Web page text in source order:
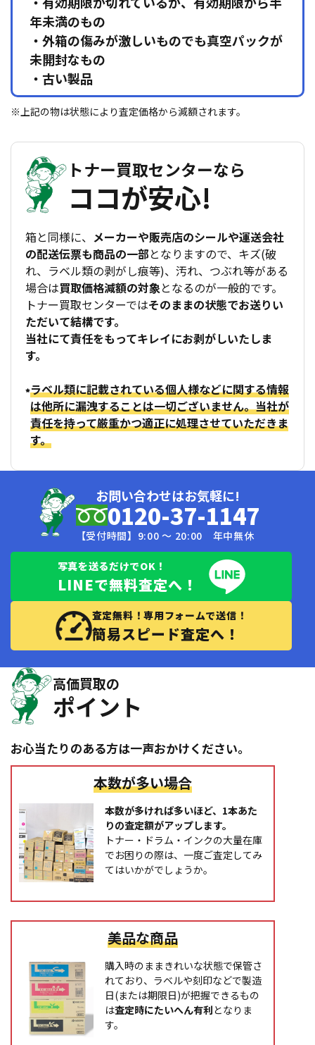
年未満のもの
・外箱の傷みが激しいものでも真空パックが
未開封なもの
・古い製品
※上記の物は状態により査定価格から減額されます。
トナー買取センターなら
ココが安心!
箱と同様に、 メーカーや販売店のシールや運送会社
の配送伝票も商品の一部となりますので、キズ(破
れ、ラベル類の剥がし痕等)、汚れ、つぶれ等がある
場合は買取価格減額の対象となるのが一般的です。
トナー買取センターではそのままの状態でお送りい
ただいて結構です。
当社にて責任をもってキレイにお剥がしいたしま
す。
ラベル類に記載されている個人様などに関する情報
は他所に漏洩することは一切ございません。当社が
責任を持って厳重かつ適正に処理させていただきま
す。
お問い合わせはお気軽に!
0120-37-1147
【受付時間】9:00 〜 20:00 年中無休
写真を送るだけでOK！
LINEで無料査定へ！
査定無料！専用フォームで送信！
簡易スピード査定へ！
高価買取の
ポイント
お心当たりのある方は一声おかけください。
本数が多い場合
本数が多ければ多いほど、1本あた
りの査定額がアップします。
トナー・ドラム・インクの大量在庫
でお困りの際は、一度ご査定してみ
てはいかがでしょうか。
美品な商品
購入時のままきれいな状態で保管さ
れており、ラベルや刻印などで製造
日(または期限日)が把握できるもの
は査定時にたいへん有利となりま
す。